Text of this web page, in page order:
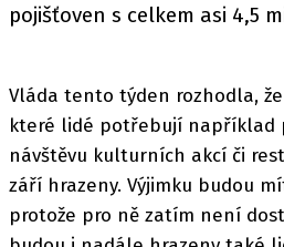
pojišťoven s celkem asi 4,5
Vláda tento týden rozhodla,
které lidé potřebují například
návštěvu kulturních akcí či
září hrazeny. Výjimku budou
protože pro ně zatím není